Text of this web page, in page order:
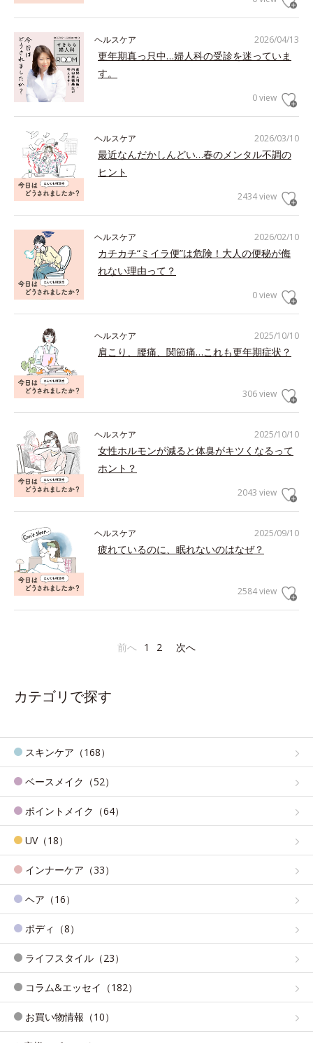
2026/04/13
ヘルスケア
更年期真っ只中…婦人科の受診を迷っていま
す。
0 view
2026/03/10
ヘルスケア
最近なんだかしんどい…春のメンタル不調の
ヒント
2434 view
2026/02/10
ヘルスケア
カチカチ“ミイラ便”は危険！大人の便秘が侮
れない理由って？
0 view
2025/10/10
ヘルスケア
肩こり、腰痛、関節痛…これも更年期症状？
306 view
2025/10/10
ヘルスケア
女性ホルモンが減ると体臭がキツくなるって
ホント？
2043 view
2025/09/10
ヘルスケア
疲れているのに、眠れないのはなぜ？
2584 view
前へ 1 2 次へ
カテゴリで探す
スキンケア（168）
ベースメイク（52）
ポイントメイク（64）
UV（18）
インナーケア（33）
ヘア（16）
ボディ（8）
ライフスタイル（23）
コラム&エッセイ（182）
お買い物情報（10）